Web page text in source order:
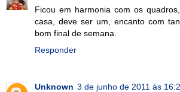
Ficou em harmonia com os
casa, deve ser um, encanto com
bom final de semana.
Responder
Unknown 3 de junho de 2011 às